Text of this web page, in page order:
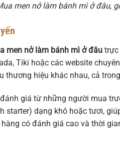
men nở làm bánh mì ở đâu,
men nở làm bánh mì ở đâu trực
Tiki hoặc các website
thương hiệu khác nhau, cả
giá từ những người mua
starter) dạng khô hoặc tươi,
có đánh giá cao và thời